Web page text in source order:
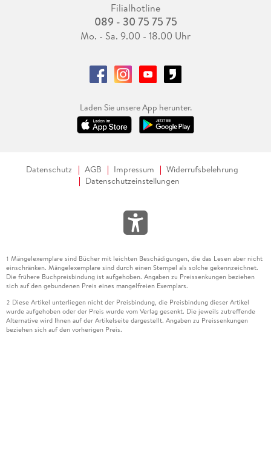
Filialhotline
089 - 30 75 75 75
Mo. - Sa. 9.00 - 18.00 Uhr
Laden Sie unsere App herunter.
Datenschutz AGB Impressum
Widerrufsbelehrung
Datenschutzeinstellungen
1 Mängelexemplare sind Bücher mit leichten Beschädigungen, die das Lesen aber nicht
einschränken. Mängelexemplare sind durch einen Stempel als solche gekennzeichnet.
Die frühere Buchpreisbindung ist aufgehoben. Angaben zu Preissenkungen beziehen
sich auf den gebundenen Preis eines mangelfreien Exemplars.
2 Diese Artikel unterliegen nicht der Preisbindung, die Preisbindung dieser Artikel
wurde aufgehoben oder der Preis wurde vom Verlag gesenkt. Die jeweils zutreffende
Alternative wird Ihnen auf der Artikelseite dargestellt. Angaben zu Preissenkungen
beziehen sich auf den vorherigen Preis.